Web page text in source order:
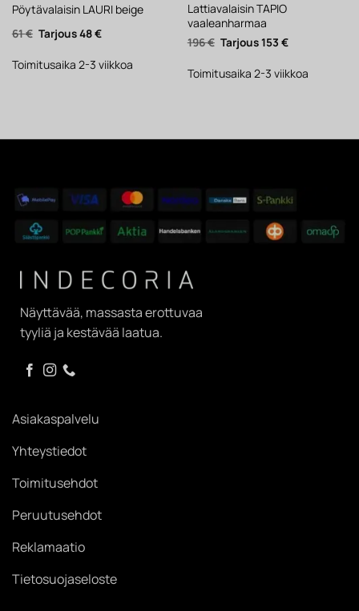
Pöytävalaisin LAURI beige
61€ Alkuperäinen
hinta
61 €.
48€Nykyinen
48 €.
Toimitusaika 2-3 viikkoa
Lattiavalaisin TAPIO
vaaleanharmaa
196€ Alkuperäinen
hinta
196 €.
153 €Nykyinen
153 €.
Toimitusaika 2-3 viikkoa
Näyttävää, massasta erottuvaa
tyyliä ja kestävää laatua.
Asiakaspalvelu
Yhteystiedot
Toimitusehdot
Peruutusehdot
Reklamaatio
Tietosuojaseloste